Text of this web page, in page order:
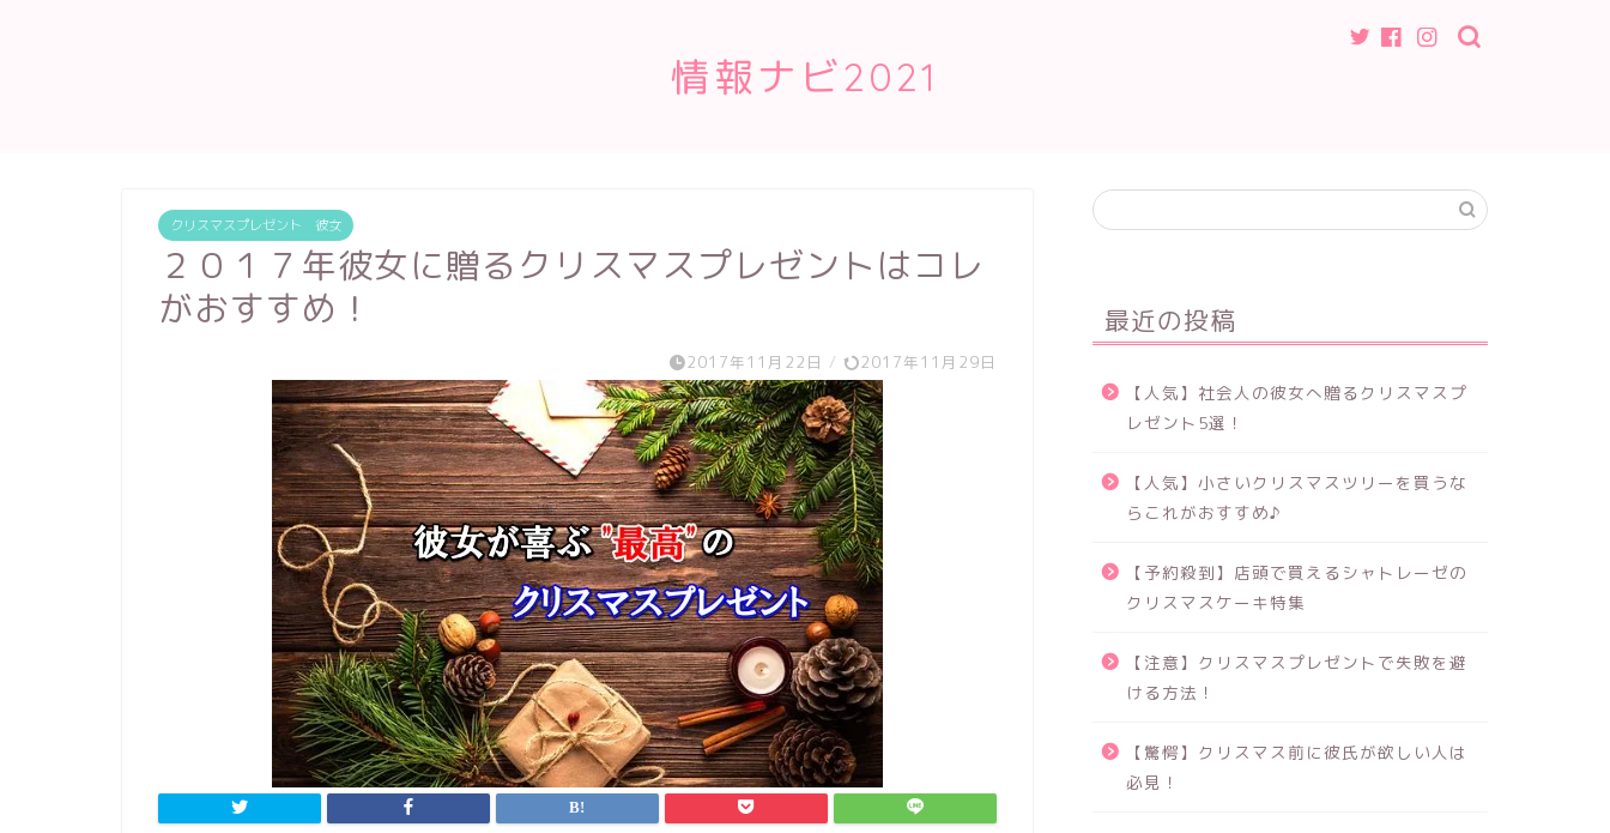
情報ナビ2021
クリスマスプレゼント 彼女
２０１７年彼女に贈るクリスマスプレゼントはコレ
がおすすめ！
2017年11月22日 / 2017年11月29日
最近の投稿
【人気】社会人の彼女へ贈るクリスマスプ
レゼント5選！
【人気】小さいクリスマスツリーを買うな
らこれがおすすめ♪
【予約殺到】店頭で買えるシャトレーゼの
クリスマスケーキ特集
【注意】クリスマスプレゼントで失敗を避
ける方法！
【驚愕】クリスマス前に彼氏が欲しい人は
必見！